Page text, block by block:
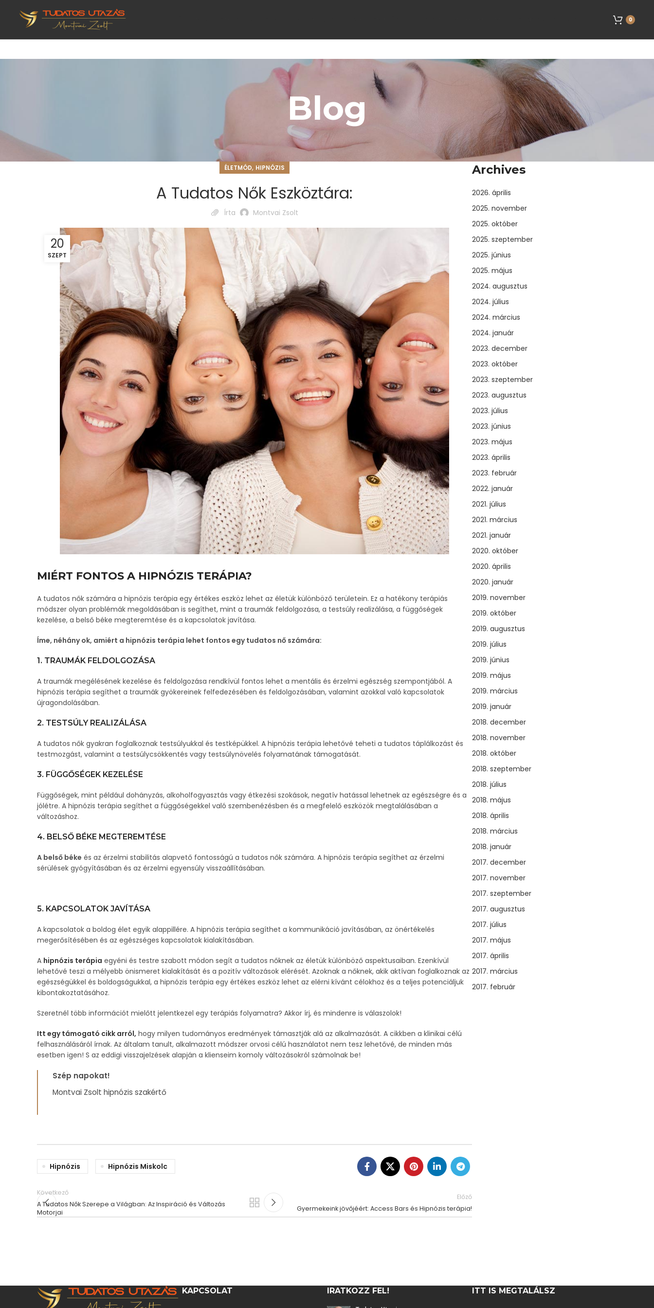
0
Blog
ÉLETMÓD, HIPNÓZIS
A Tudatos Nők Eszköztára:
Írta Montvai Zsolt
20
SZEPT
MIÉRT FONTOS A HIPNÓZIS TERÁPIA?
A tudatos nők számára a hipnózis terápia egy értékes eszköz lehet az életük különböző területein. Ez a hatékony terápiás
módszer olyan problémák megoldásában is segíthet, mint a traumák feldolgozása, a testsúly realizálása, a függőségek
kezelése, a belső béke megteremtése és a kapcsolatok javítása.
Íme, néhány ok, amiért a hipnózis terápia lehet fontos egy tudatos nő számára:
1. TRAUMÁK FELDOLGOZÁSA
A traumák megélésének kezelése és feldolgozása rendkívül fontos lehet a mentális és érzelmi egészség szempontjából. A
hipnózis terápia segíthet a traumák gyökereinek felfedezésében és feldolgozásában, valamint azokkal való kapcsolatok
újragondolásában.
2. TESTSÚLY REALIZÁLÁSA
A tudatos nők gyakran foglalkoznak testsúlyukkal és testképükkel. A hipnózis terápia lehetővé teheti a tudatos táplálkozást és
testmozgást, valamint a testsúlycsökkentés vagy testsúlynövelés folyamatának támogatását.
3. FÜGGŐSÉGEK KEZELÉSE
Függőségek, mint például dohányzás, alkoholfogyasztás vagy étkezési szokások, negatív hatással lehetnek az egészségre és a
jólétre. A hipnózis terápia segíthet a függőségekkel való szembenézésben és a megfelelő eszközök megtalálásában a
változáshoz.
4. BELSŐ BÉKE MEGTEREMTÉSE
A belső béke és az érzelmi stabilitás alapvető fontosságú a tudatos nők számára. A hipnózis terápia segíthet az érzelmi
sérülések gyógyításában és az érzelmi egyensúly visszaállításában.
5. KAPCSOLATOK JAVÍTÁSA
A kapcsolatok a boldog élet egyik alappillére. A hipnózis terápia segíthet a kommunikáció javításában, az önértékelés
megerősítésében és az egészséges kapcsolatok kialakításában.
A hipnózis terápia egyéni és testre szabott módon segít a tudatos nőknek az életük különböző aspektusaiban. Ezenkívül
lehetővé teszi a mélyebb önismeret kialakítását és a pozitív változások elérését. Azoknak a nőknek, akik aktívan foglalkoznak az
egészségükkel és boldogságukkal, a hipnózis terápia egy értékes eszköz lehet az elérni kívánt célokhoz és a teljes potenciáljuk
kibontakoztatásához.
Szeretnél több információt mielőtt jelentkezel egy terápiás folyamatra? Akkor írj, és mindenre is válaszolok!
Itt egy támogató cikk arról, hogy milyen tudományos eredmények támasztják alá az alkalmazását. A cikkben a klinikai célú
felhasználásáról írnak. Az általam tanult, alkalmazott módszer orvosi célú használatot nem tesz lehetővé, de minden más
esetben igen! S az eddigi visszajelzések alapján a klienseim komoly változásokról számolnak be!
Szép napokat!
Montvai Zsolt hipnózis szakértő
Hipnózis Hipnózis Miskolc
Következő
A Tudatos Nők Szerepe a Világban: Az Inspiráció és Változás
Motorjai
Előző
Gyermekeink jövőjéért: Access Bars és Hipnózis terápia!
Archives
2026. április
2025. november
2025. október
2025. szeptember
2025. június
2025. május
2024. augusztus
2024. július
2024. március
2024. január
2023. december
2023. október
2023. szeptember
2023. augusztus
2023. július
2023. június
2023. május
2023. április
2023. február
2022. január
2021. július
2021. március
2021. január
2020. október
2020. április
2020. január
2019. november
2019. október
2019. augusztus
2019. július
2019. június
2019. május
2019. március
2019. január
2018. december
2018. november
2018. október
2018. szeptember
2018. július
2018. május
2018. április
2018. március
2018. január
2017. december
2017. november
2017. szeptember
2017. augusztus
2017. július
2017. május
2017. április
2017. március
2017. február
KAPCSOLAT IRATKOZZ FEL! ITT IS MEGTALÁLSZ